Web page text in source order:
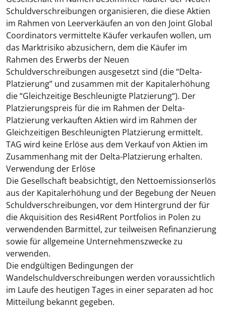
Schuldverschreibungen organisieren, die diese Aktien
im Rahmen von Leerverkäufen an von den Joint Global
Coordinators vermittelte Käufer verkaufen wollen, um
das Marktrisiko abzusichern, dem die Käufer im
Rahmen des Erwerbs der Neuen
Schuldverschreibungen ausgesetzt sind (die “Delta-
Platzierung” und zusammen mit der Kapitalerhöhung
die “Gleichzeitige Beschleunigte Platzierung“). Der
Platzierungspreis für die im Rahmen der Delta-
Platzierung verkauften Aktien wird im Rahmen der
Gleichzeitigen Beschleunigten Platzierung ermittelt.
TAG wird keine Erlöse aus dem Verkauf von Aktien im
Zusammenhang mit der Delta-Platzierung erhalten.
Verwendung der Erlöse
Die Gesellschaft beabsichtigt, den Nettoemissionserlös
aus der Kapitalerhöhung und der Begebung der Neuen
Schuldverschreibungen, vor dem Hintergrund der für
die Akquisition des Resi4Rent Portfolios in Polen zu
verwendenden Barmittel, zur teilweisen Refinanzierung
sowie für allgemeine Unternehmenszwecke zu
verwenden.
Die endgültigen Bedingungen der
Wandelschuldverschreibungen werden voraussichtlich
im Laufe des heutigen Tages in einer separaten ad hoc
Mitteilung bekannt gegeben.